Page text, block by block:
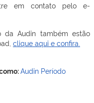
em contato pelo e-
da Audin também estão
clique aqui e confira.
Audin Período